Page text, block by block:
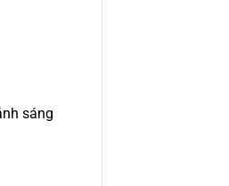
sáng